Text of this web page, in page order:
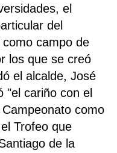
el
del
campo de
los que se creó
el alcalde, José
"el cariño con el
como
Trofeo que
de la